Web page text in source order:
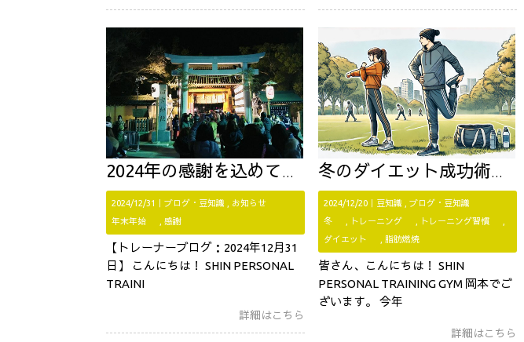
2024年の感謝を込めて ～大晦日～
2024/12/31｜ブログ・豆知識
お知らせ
年末年始
感謝
【トレーナーブログ：2024年12月31
日】 こんにちは！ SHIN PERSONAL
TRAINI
詳細はこちら
冬のダイエット成功術！脂肪燃焼を最大化する方法
2024/12/20｜ 豆知識
ブログ・豆知識
冬
トレーニング
トレーニング習慣
ダイエット
脂肪燃焼
皆さん、こんにちは！ SHIN
PERSONAL TRAINING GYM 岡本でご
ざいます。 今年
詳細はこちら